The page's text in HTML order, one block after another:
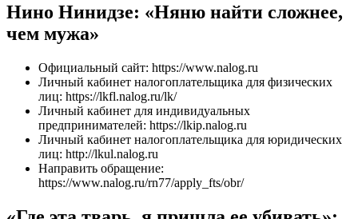
Нино Нинидзе: «Няню найти сложнее,
чем мужа»
Официальный сайт: https://www.nalog.ru
Личный кабинет налогоплательщика для физических
лиц: https://lkfl.nalog.ru/lk/
Личный кабинет для индивидуальных
предпринимателей: https://lkip.nalog.ru
Личный кабинет налогоплательщика для юридических
лиц: http://lkul.nalog.ru
Направить обращение:
https://www.nalog.ru/rn77/apply_fts/obr/